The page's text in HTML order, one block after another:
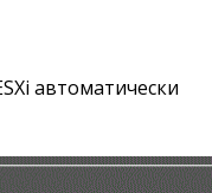
автоматически